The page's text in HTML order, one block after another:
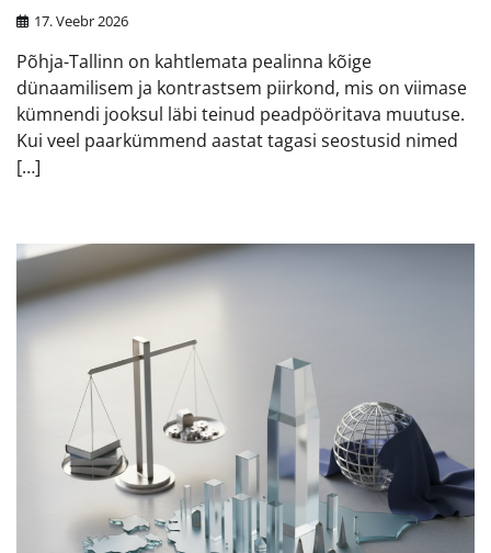
17. Veebr 2026
Põhja-Tallinn on kahtlemata pealinna kõige
dünaamilisem ja kontrastsem piirkond, mis on viimase
kümnendi jooksul läbi teinud peadpööritava muutuse.
Kui veel paarkümmend aastat tagasi seostusid nimed
[…]